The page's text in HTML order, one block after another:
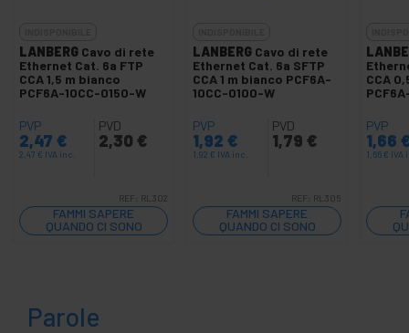
LANBERG Cavo di rete
Ethernet Cat. 6a FTP
CCA 1,5 m bianco
PCF6A-10CC-0150-W
PVP
2,47 €
2,47 € IVA inc.
PVD
2,30 €
REF: RL302
FAMMI SAPERE
QUANDO CI SONO
SCORTE
LANBERG Cavo di rete
Ethernet Cat. 6a SFTP
CCA 1 m bianco PCF6A-
10CC-0100-W
PVP
1,92 €
1,92 € IVA inc.
PVD
1,79 €
REF: RL305
FAMMI SAPERE
QUANDO CI SONO
SCORTE
CCA
PVP
1,66
1,66 € IVA
Parole